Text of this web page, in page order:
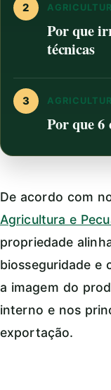
2
Por que
técnicas
3
Por que 6
De acordo com
Agricultura e
propriedade
biosseguridade e
a imagem do
interno e nos
exportação.